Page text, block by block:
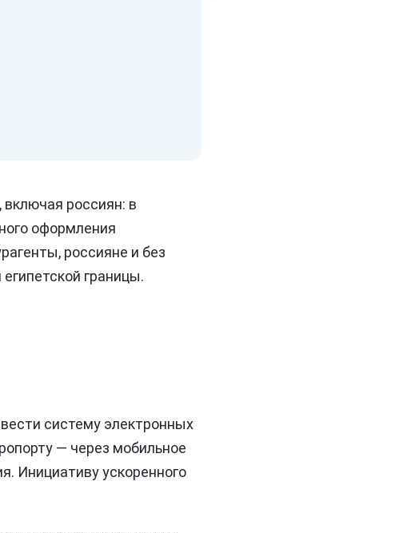
включая россиян: в
оформления
россияне и без
границы.
систему электронных
— через мобильное
Инициативу ускоренного